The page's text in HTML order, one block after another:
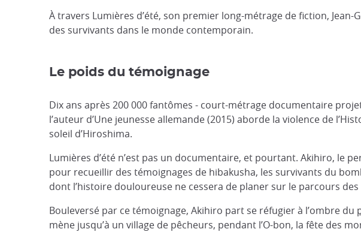
À travers Lumières d’été, son premier long-métrage de fiction,
des survivants dans le monde contemporain.
Le poids du témoignage
Dix ans après 200 000 fantômes - court-métrage documentaire
l’auteur d’Une jeunesse allemande (2015) aborde la violence de
soleil d’Hiroshima.
Lumières d’été n’est pas un documentaire, et pourtant. Akihiro, le
pour recueillir des témoignages de hibakusha, les survivants du
dont l’histoire douloureuse ne cessera de planer sur le parcours
Bouleversé par ce témoignage, Akihiro part se réfugier à l’ombre du
mène jusqu’à un village de pêcheurs, pendant l’O-bon, la fête des